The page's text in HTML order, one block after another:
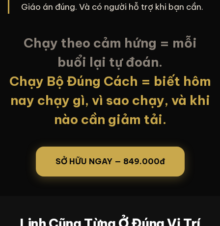
Giáo án đúng. Và có người hỗ trợ khi bạn cần.
Chạy theo cảm hứng = mỗi
buổi lại tự đoán.
Chạy Bộ Đúng Cách = biết hôm
nay chạy gì, vì sao chạy, và khi
nào cần giảm tải.
SỞ HỮU NGAY — 849.000đ